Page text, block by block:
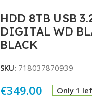
HDD 8TB USB
DIGITAL WD
BLACK
SKU: 718037870939
€349.00 Only 1